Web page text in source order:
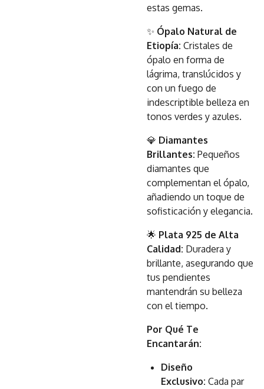
estas gemas.
✨ Ópalo Natural de
Etiopía: Cristales de
ópalo en forma de
lágrima, translúcidos y
con un fuego de
indescriptible belleza en
tonos verdes y azules.
💎 Diamantes
Brillantes: Pequeños
diamantes que
complementan el ópalo,
añadiendo un toque de
sofisticación y elegancia.
🌟 Plata 925 de Alta
Calidad: Duradera y
brillante, asegurando que
tus pendientes
mantendrán su belleza
con el tiempo.
Por Qué Te
Encantarán:
Diseño
Exclusivo: Cada par